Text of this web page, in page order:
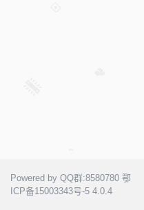
Powered by QQ群:8580780 鄂
ICP备15003343号-5 4.0.4